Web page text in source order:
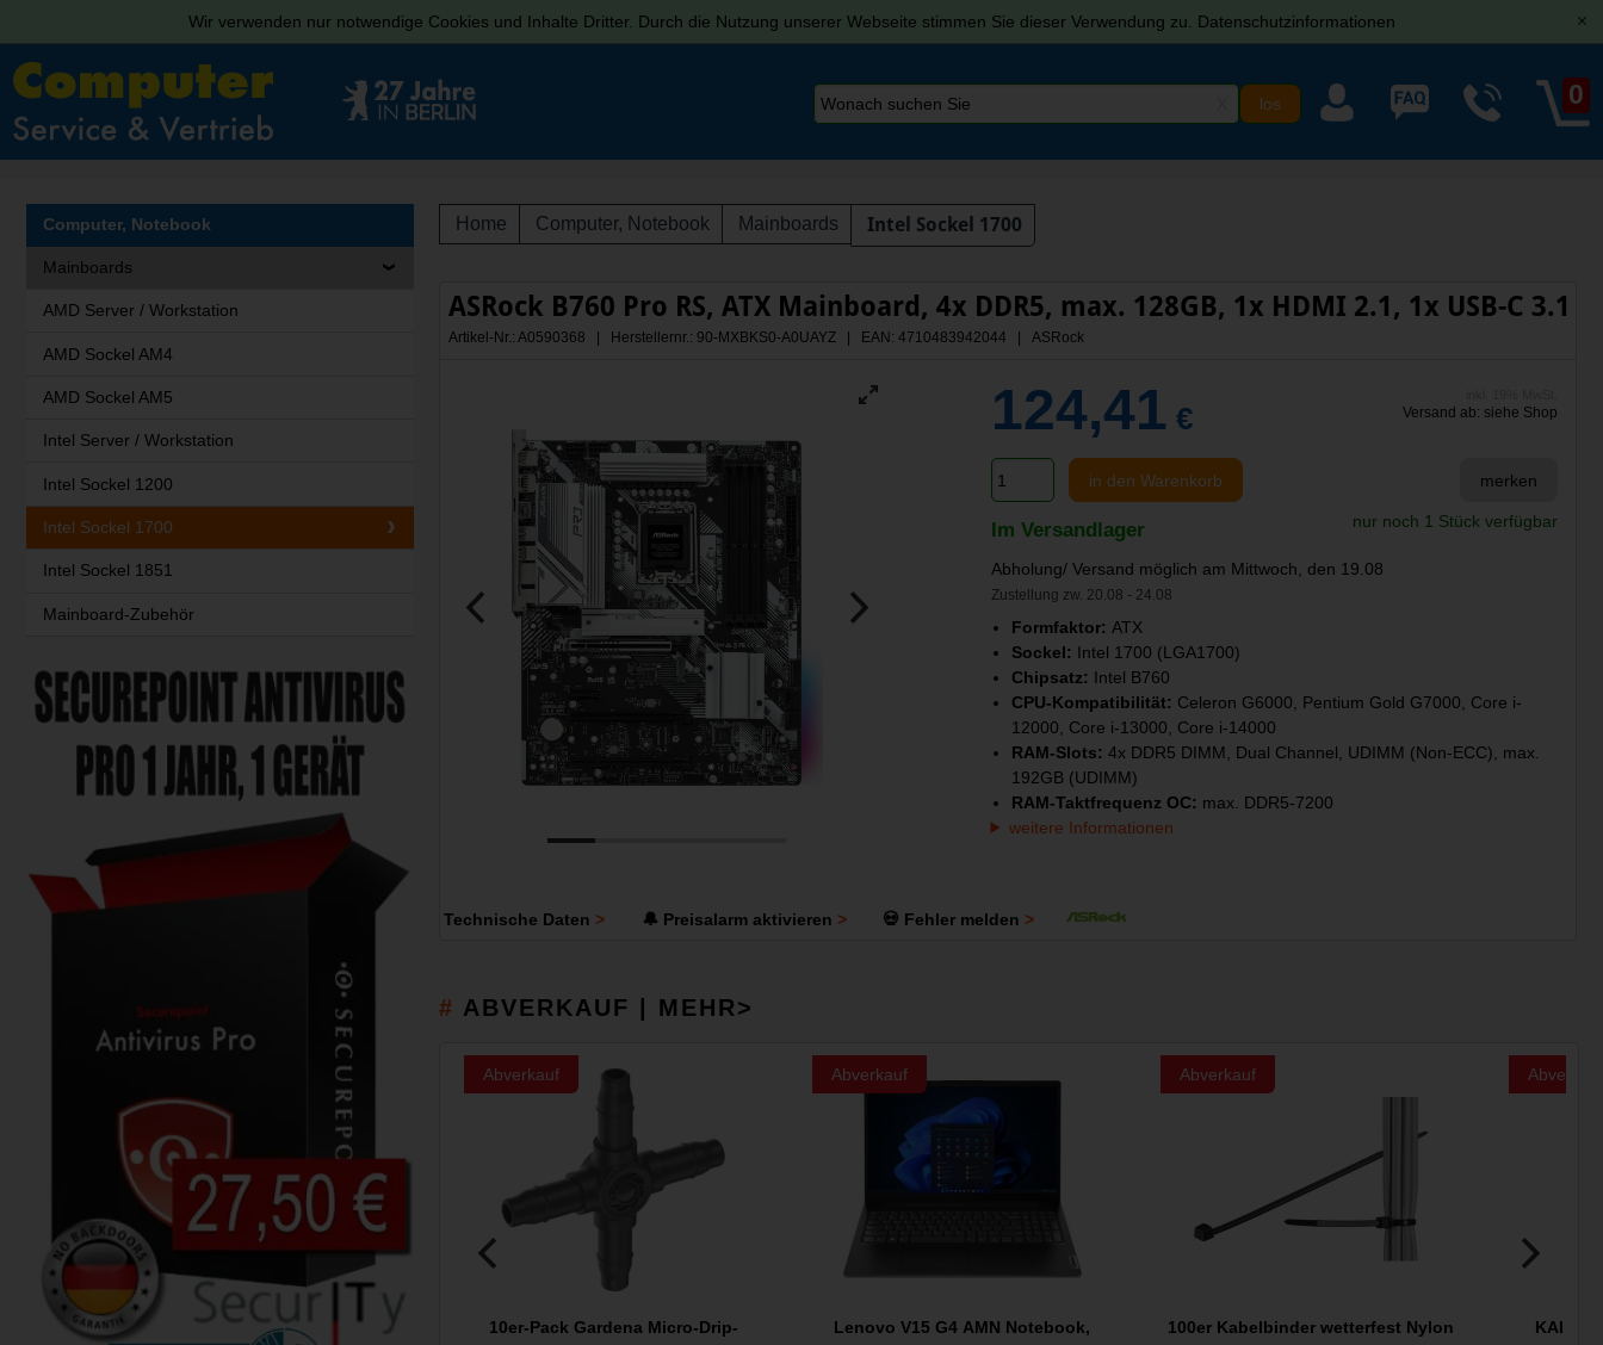
Wir verwenden nur notwendige Cookies und Inhalte Dritter. Durch die Nutzung unserer Webseite stimmen Sie dieser Verwendung zu. Datenschutzinformationen [x]
0
Home Computer, Notebook Mainboards Intel Sockel 1700
ASRock B760 Pro RS, ATX Mainboard, 4x DDR5, max. 128GB, 1x HDMI 2.1, 1x USB-C 3.1
Artikel-Nr.: A0590368 | Herstellernr.: 90-MXBKS0-A0UAYZ | EAN: 4710483942044 | ASRock
124,41 € Versand ab: siehe Shop
in den Warenkorb merken
Im Versandlager nur noch 1 Stück verfügbar
Abholung/ Versand möglich am Mittwoch, den 19.08
Zustellung zw. 20.08 - 24.08
Formfaktor: ATX
Sockel: Intel 1700 (LGA1700)
Chipsatz: Intel B760
CPU-Kompatibilität: Celeron G6000, Pentium Gold G7000, Core i-
12000, Core i-13000, Core i-14000
RAM-Slots: 4x DDR5 DIMM, Dual Channel, UDIMM (Non-ECC), max.
192GB (UDIMM)
RAM-Taktfrequenz OC: max. DDR5-7200
weitere Informationen
Technische Daten 🔔 Preisalarm aktivieren 💀 Fehler melden
ABVERKAUF | MEHR>
Abverkauf
10er-Pack Gardena Micro-Drip-
Abverkauf
Lenovo V15 G4 AMN Notebook,
Abverkauf
100er Kabelbinder wetterfest Nylon
Abverkauf
KAI
Computer, Notebook
Mainboards
AMD Server / Workstation
AMD Sockel AM4
AMD Sockel AM5
Intel Server / Workstation
Intel Sockel 1200
Intel Sockel 1700
Intel Sockel 1851
Mainboard-Zubehör